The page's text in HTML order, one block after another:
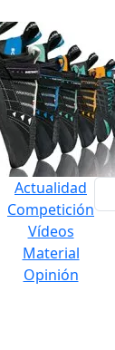
Actualidad
Competición
Vídeos
Material
Opinión